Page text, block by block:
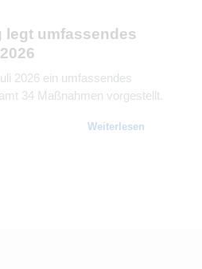
legt umfassendes
2026 ein umfassendes
34 Maßnahmen vorgestellt.
Weiterlesen